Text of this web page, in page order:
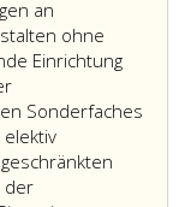
an
ohne
Einrichtung
Sonderfaches
der